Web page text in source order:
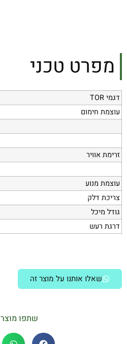
מפרט טכני
דגמי TOR
עוצמת חימום
זרימת אוויר
עוצמת מנוע
צריכת דלק
גודל מיכל
דרגת רעש
שאלו אותנו על מוצר זה
שתפו